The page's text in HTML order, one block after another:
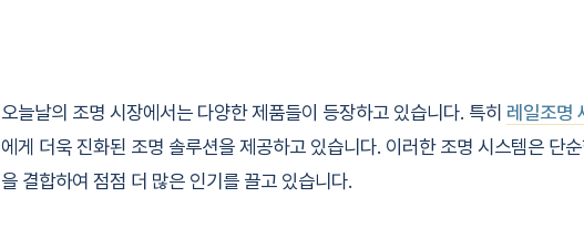
오늘날의 조명 시장에서는 다양한 제품들이 등장하고 있습니다. 특히 레일조명
에게 더욱 진화된 조명 솔루션을 제공하고 있습니다. 이러한 조명 시스템은 단
을 결합하여 점점 더 많은 인기를 끌고 있습니다.